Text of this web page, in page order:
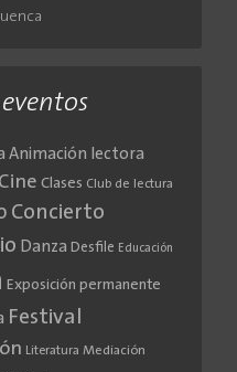
Animación lectora
Cine Clases Club de lectura
Concierto
Danza Desfile Educación
Exposición permanente
Festival
Literatura Mediación